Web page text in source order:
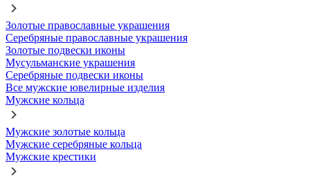
Золотые православные украшения
Серебряные православные украшения
Золотые подвески иконы
Мусульманские украшения
Серебряные подвески иконы
Все мужские ювелирные изделия
Мужские кольца
Мужские золотые кольца
Мужские серебряные кольца
Мужские крестики